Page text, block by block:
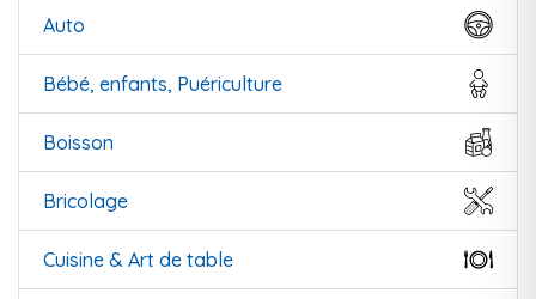
Auto
Bébé, enfants, Puériculture
Boisson
Bricolage
Cuisine & Art de table